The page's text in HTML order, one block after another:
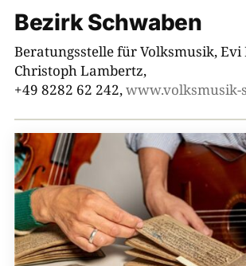
Volksmusikakademie in Bayern
Münchner Kreis
Volkslied und Volksmusik e.V.
Tiroler Volksmusikverein
Bezirk Niederbayern, Kulturreferat
Haus der Volksmusik
Salzburger Volksliedwerk
Bezirk Schwaben
Bezirk Schwaben
Beratungsstelle für Volksmusik, Evi
Christoph Lambertz,
+49 8282 62 242,www.volksmusik-